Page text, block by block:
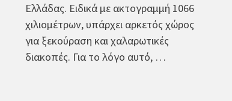
Ελλάδας. Ειδικά με ακτογραμμή 1066
χιλιομέτρων, υπάρχει αρκετός χώρος
για ξεκούραση και χαλαρωτικές
διακοπές. Για το λόγο αυτό, …